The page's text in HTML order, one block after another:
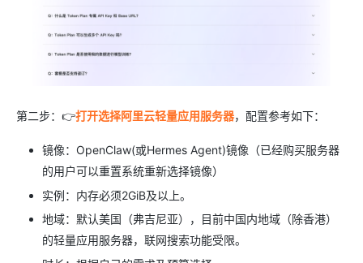
第二步：👉打开选择阿里云轻量应用服务器，配置参考如下：
镜像：OpenClaw(或Hermes Agent)镜像（已经购买服务器
的用户可以重置系统重新选择镜像）
实例：内存必须2GiB及以上。
地域：默认美国（弗吉尼亚），目前中国内地域（除香港）
的轻量应用服务器，联网搜索功能受限。